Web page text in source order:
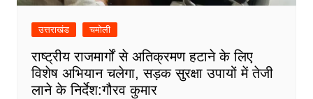
उत्तराखंड चमोली
राष्ट्रीय राजमार्गों से अतिक्रमण हटाने के लिए
विशेष अभियान चलेगा, सड़क सुरक्षा उपायों में तेजी
लाने के निर्देश:गौरव कुमार